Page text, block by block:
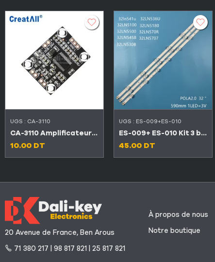
UGS : CA-3110
CA-3110 Amplificateur carte audio 2×15 W stéréo 8-24 V
10.00 DT
UGS : ES-009+ES-010
ES-009+ ES-010 Kit 3 barres LED TV LG 32″ 6+7+6 Pola
45.00 DT
20 Avenue de France, Ben Arous
71 380 217 | 98 817 821 | 25 817 821
À propos de nous
Notre boutique